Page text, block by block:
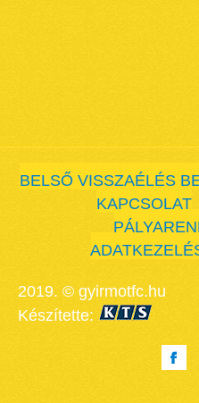
BELSŐ VISSZAÉLÉS
KAPCSOLAT
2019. © gyirmotfc.hu
Készítette: